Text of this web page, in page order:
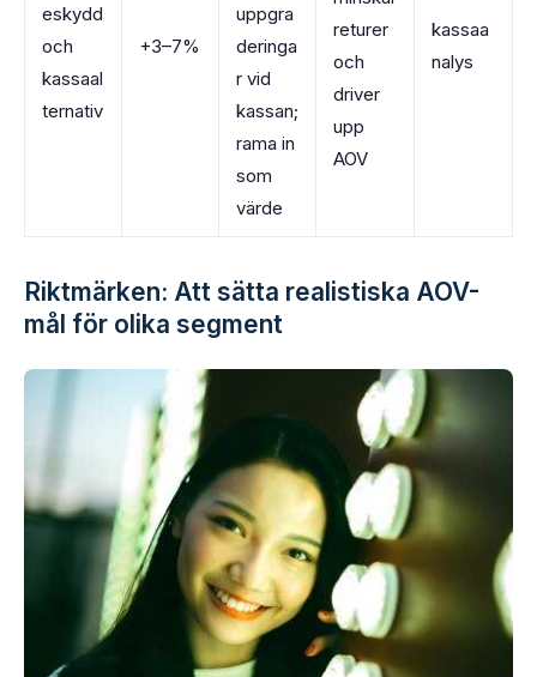
eskydd
och
kassaal
ternativ
+3–7%
uppgra
deringa
r vid
kassan;
rama in
som
värde
returer
och
driver
upp
AOV
kassaa
nalys
Riktmärken: Att sätta realistiska AOV-
mål för olika segment